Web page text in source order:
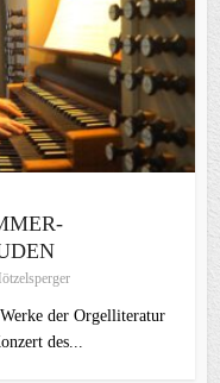
der Orgelliteratur
des...